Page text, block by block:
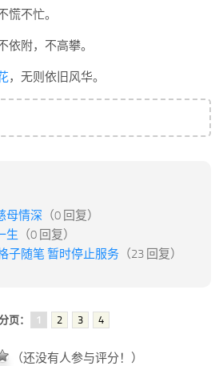
慌不忙。
依附，不高攀。
，无则依旧风华。
母情深 （0 回复）
生 （0 回复）
子随笔 暂时停止服务 （23 回复）
页： 1 2 3 4
（还没有人参与评分！）